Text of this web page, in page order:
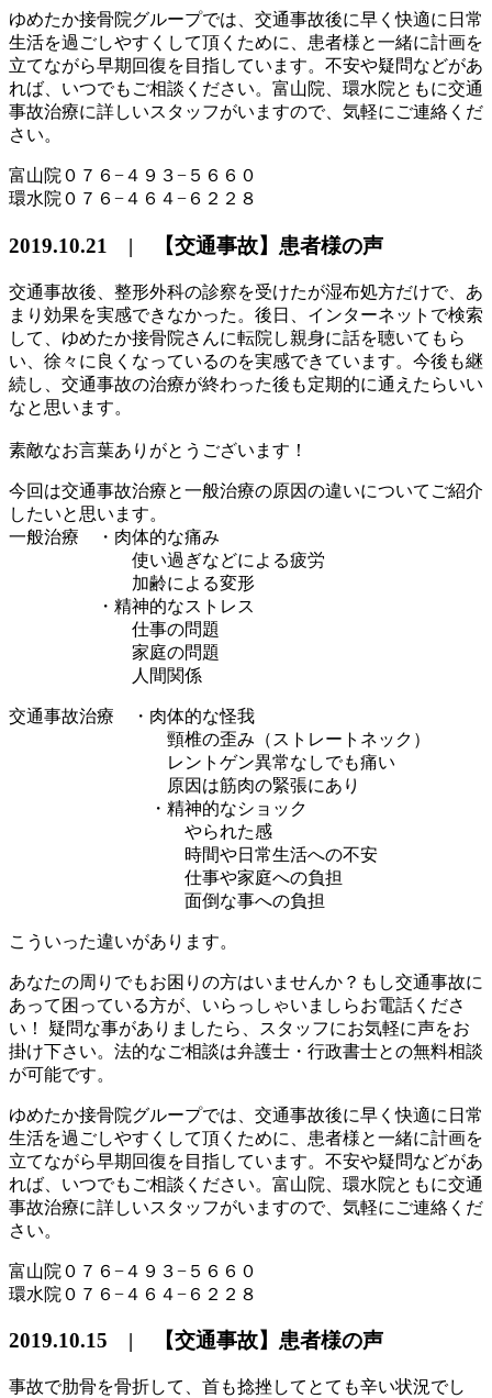
ゆめたか接骨院グループでは、交通事故後に早く快適に日常
生活を過ごしやすくして頂くために、患者様と一緒に計画を
立てながら早期回復を目指しています。不安や疑問などがあ
れば、いつでもご相談ください。富山院、環水院ともに交通
事故治療に詳しいスタッフがいますので、気軽にご連絡くだ
さい。
富山院０７６−４９３−５６６０
環水院０７６−４６４−６２２８
2019.10.21 | 【交通事故】患者様の声
交通事故後、整形外科の診察を受けたが湿布処方だけで、あ
まり効果を実感できなかった。後日、インターネットで検索
して、ゆめたか接骨院さんに転院し親身に話を聴いてもら
い、徐々に良くなっているのを実感できています。今後も継
続し、交通事故の治療が終わった後も定期的に通えたらいい
なと思います。
素敵なお言葉ありがとうございます！
今回は交通事故治療と一般治療の原因の違いについてご紹介
したいと思います。
一般治療 ・肉体的な痛み
使い過ぎなどによる疲労
加齢による変形
・精神的なストレス
仕事の問題
家庭の問題
人間関係
交通事故治療 ・肉体的な怪我
頸椎の歪み（ストレートネック）
レントゲン異常なしでも痛い
原因は筋肉の緊張にあり
・精神的なショック
やられた感
時間や日常生活への不安
仕事や家庭への負担
面倒な事への負担
こういった違いがあります。
あなたの周りでもお困りの方はいませんか？もし交通事故に
あって困っている方が、いらっしゃいましらお電話くださ
い！ 疑問な事がありましたら、スタッフにお気軽に声をお
掛け下さい。法的なご相談は弁護士・行政書士との無料相談
が可能です。
ゆめたか接骨院グループでは、交通事故後に早く快適に日常
生活を過ごしやすくして頂くために、患者様と一緒に計画を
立てながら早期回復を目指しています。不安や疑問などがあ
れば、いつでもご相談ください。富山院、環水院ともに交通
事故治療に詳しいスタッフがいますので、気軽にご連絡くだ
さい。
富山院０７６−４９３−５６６０
環水院０７６−４６４−６２２８
2019.10.15 | 【交通事故】患者様の声
事故で肋骨を骨折して、首も捻挫してとても辛い状況でし